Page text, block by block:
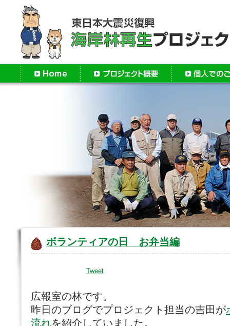
ボランティアの日 お弁当編
Tweet
広報室の林です。
昨日のブログでプロジェクト担当の吉田が
流れを紹介していました。